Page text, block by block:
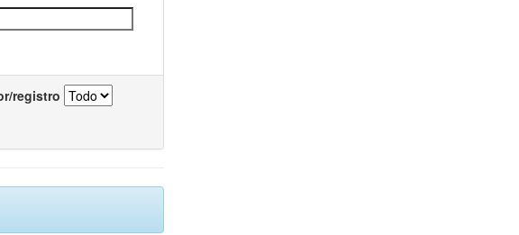
registro